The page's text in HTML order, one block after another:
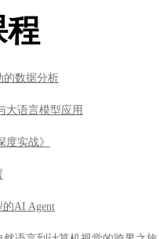
AI Agent
语言到计算机视觉的跨界之旅
的视频-Manim科学动画篇
研发基础
贷风控算法